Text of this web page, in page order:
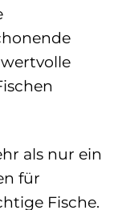
als nur ein
für
Fische.